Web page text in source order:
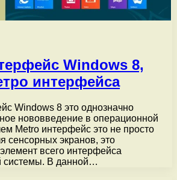
Windows 8,
интерфейса
Windows 8 это однозначно
нововведение в операционной
Metro интерфейс это не просто
сенсорных экранов, это
всего интерфейса
системы. В данной…